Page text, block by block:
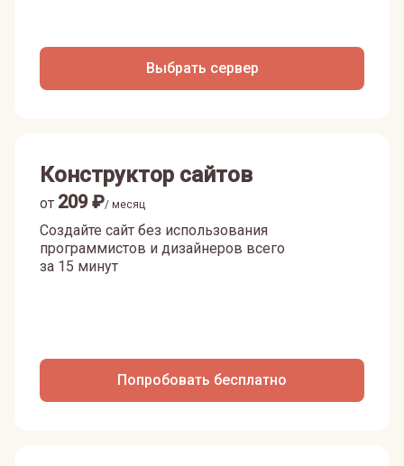
Выбрать сервер
Конструктор сайтов
от 209₽/ месяц
Создайте сайт без использования
программистов и дизайнеров всего
за 15 минут
Попробовать бесплатно